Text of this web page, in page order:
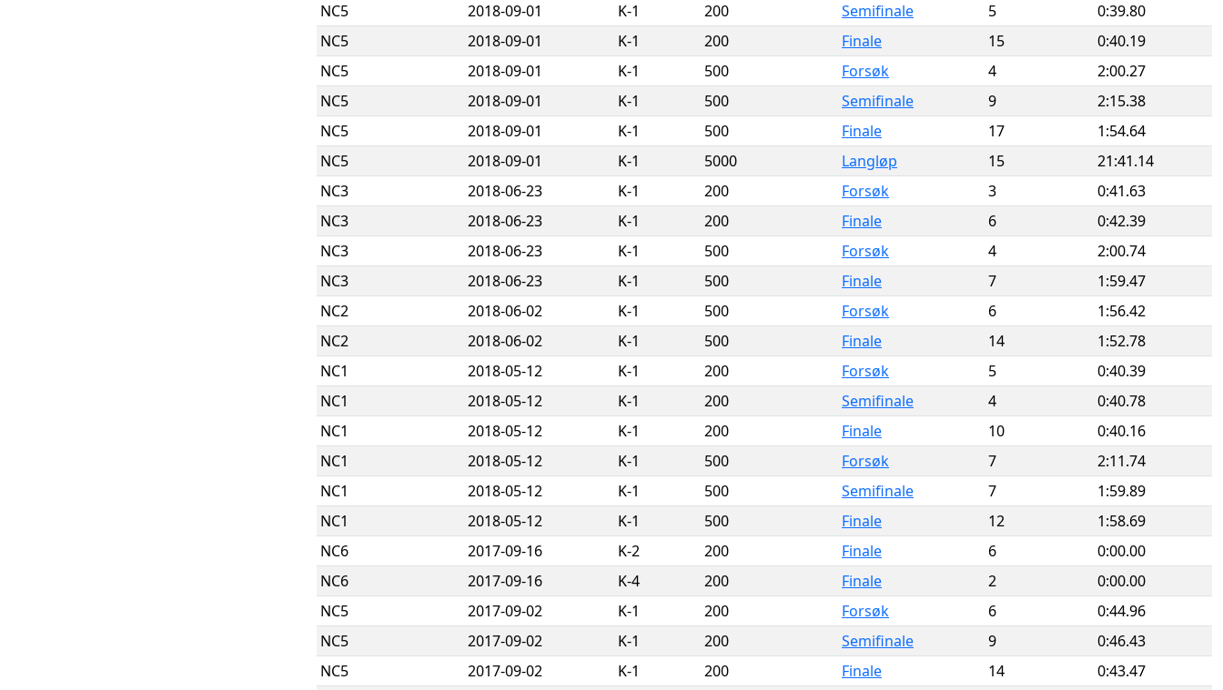
NC5
2018-09-01 K-1 200 Semifinale 5
0:39.80
NC5
2018-09-01 K-1 200 Finale 15
0:40.19
NC5
2018-09-01 K-1 500 Forsøk 4
2:00.27
NC5
2018-09-01 K-1 500 Semifinale 9
2:15.38
NC5
2018-09-01 K-1 500 Finale 17
1:54.64
NC5
2018-09-01 K-1 5000 Langløp 15
21:41.14
NC3
2018-06-23 K-1 200 Forsøk 3
0:41.63
NC3
2018-06-23 K-1 200 Finale 6
0:42.39
NC3
2018-06-23 K-1 500 Forsøk 4
2:00.74
NC3
2018-06-23 K-1 500 Finale 7
1:59.47
NC2
2018-06-02 K-1 500 Forsøk 6
1:56.42
NC2
2018-06-02 K-1 500 Finale 14
1:52.78
NC1
2018-05-12 K-1 200 Forsøk 5
0:40.39
NC1
2018-05-12 K-1 200 Semifinale 4
0:40.78
NC1
2018-05-12 K-1 200 Finale 10
0:40.16
NC1
2018-05-12 K-1 500 Forsøk 7
2:11.74
NC1
2018-05-12 K-1 500 Semifinale 7
1:59.89
NC1
2018-05-12 K-1 500 Finale 12
1:58.69
NC6
2017-09-16 K-2 200 Finale 6
0:00.00
NC6
2017-09-16 K-4 200 Finale 2
0:00.00
NC5
2017-09-02 K-1 200 Forsøk 6
0:44.96
NC5
2017-09-02 K-1 200 Semifinale 9
0:46.43
NC5
2017-09-02 K-1 200 Finale 14
0:43.47